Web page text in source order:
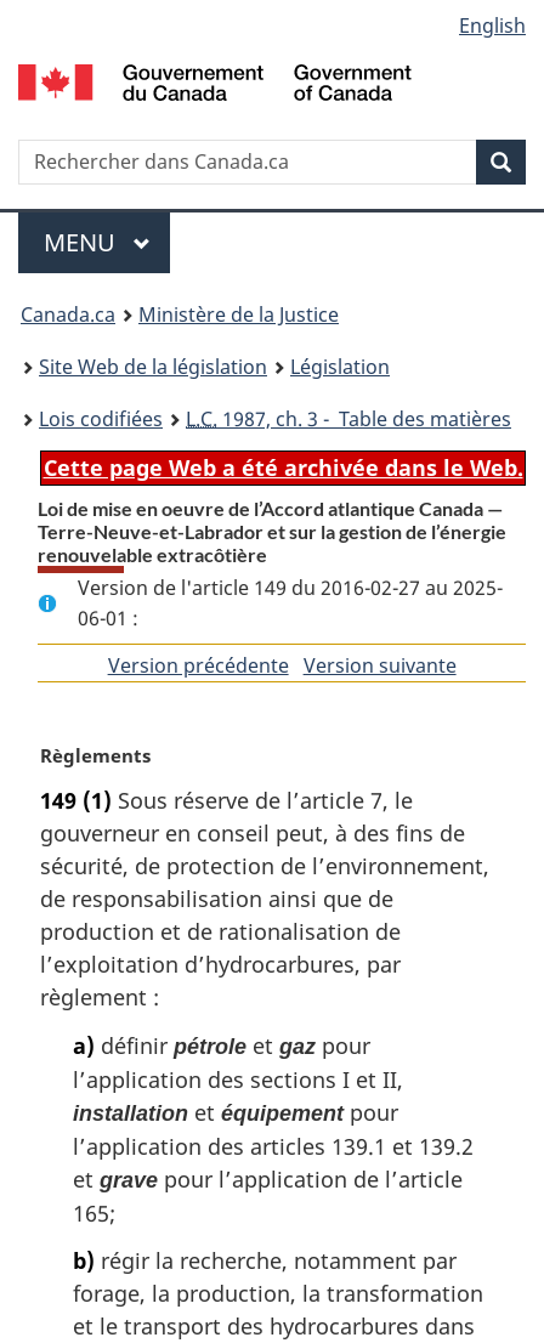
au
contenu
propos
de
la
HTML
simplifiée
selection
English
Recherche
Menu
MENU PRINCIPAL
You
are
here:
Canada.ca
Ministère de la Justice
Site Web de la législation
Législation
Lois codifiées
L.C. 1987, ch. 3 - Table des matières
Cette page Web a été archivée dans le Web.
Loi de mise en oeuvre de l’Accord atlantique Canada —
Terre-Neuve-et-Labrador et sur la gestion de l’énergie
renouvelable extracôtière
Version de l'article 149 du 2016-02-27 au 2025-
06-01 :
Version précédentedeVersion suivantede
N
t
e
m
a
g
i
n
Règlements
149 (1) Sous réserve de l’article 7, le
gouverneur en conseil peut, à des fins de
sécurité, de protection de l’environnement,
de responsabilisation ainsi que de
production et de rationalisation de
l’exploitation d’hydrocarbures, par
règlement :
a) définir pétrole et gaz pour
l’application des sections I et II,
installation et équipementpour
l’application des articles 139.1 et 139.2
et grave pour l’application de l’article
165;
b) régir la recherche, notamment par
forage, la production, la transformation
et le transport des hydrocarbures dans